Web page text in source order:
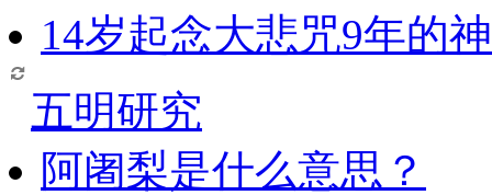
14岁起念大悲咒9年的
五明研究
阿阇梨是什么意思？